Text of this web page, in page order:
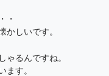
・
かしいです。
ゃるんですね。
ます。